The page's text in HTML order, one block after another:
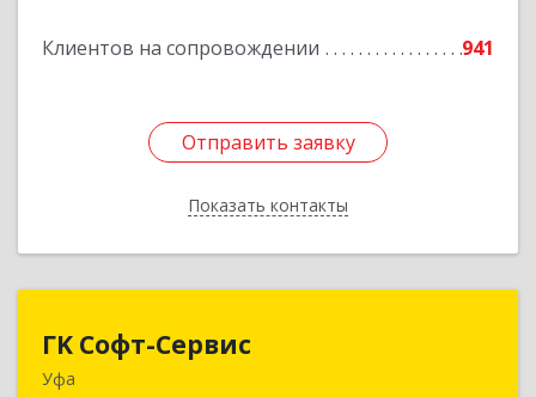
Клиентов на сопровождении 941
Отправить заявку
Показать контакты
Отправить заявку
Назад
ГK Софт-Сервис
Уфа
450022, Башкортостан Респ, Уфа г, Менделеева